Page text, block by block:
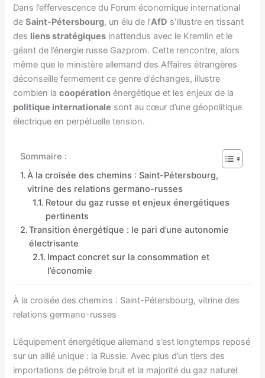
Dans l’effervescence du Forum économique international
deSaint-Pétersbourg, un élu de l’AfD s’illustre en tissant
des liens stratégiques inattendus avec le Kremlin et le
géant de l’énergie russe Gazprom. Cette rencontre, alors
même que le ministère allemand des Affaires étrangères
déconseille fermement ce genre d’échanges, illustre
combien lacoopération énergétique et les enjeux de la
politique internationale sont au cœur d’une géopolitique
électrique en perpétuelle tension.
Sommaire :
À la croisée des chemins : Saint-Pétersbourg,
vitrine des relations germano-russes
Retour du gaz russe et enjeux énergétiques
pertinents
Transition énergétique : le pari d’une autonomie
électrisante
Impact concret sur la consommation et
l’économie
À la croisée des chemins : Saint-Pétersbourg, vitrine des
relations germano-russes
L’équipement énergétique allemand s’est longtemps reposé
sur un allié unique : la Russie. Avec plus d’un tiers des
importations de pétrole brut et la majorité du gaz naturel